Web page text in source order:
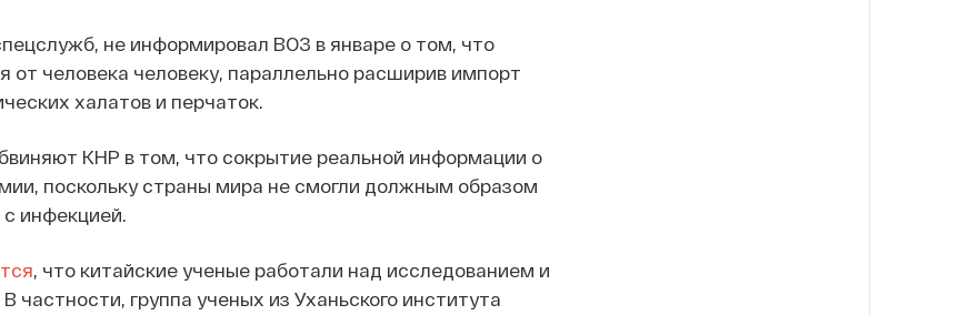
не информировал ВОЗ в январе о том, что
от человека человеку, параллельно расширив импорт
халатов и перчаток.
КНР в том, что сокрытие реальной информации о
поскольку страны мира не смогли должным образом
с инфекцией.
, что китайские ученые работали над исследованием и
частности, группа ученых из Уханьского института